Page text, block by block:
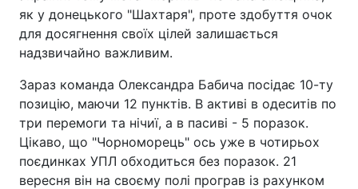
як у донецького "Шахтаря", проте здобуття очок
для досягнення своїх цілей залишається
надзвичайно важливим.
Зараз команда Олександра Бабича посідає 10-ту
позицію, маючи 12 пунктів. В активі в одеситів по
три перемоги та нічиї, а в пасиві - 5 поразок.
Цікаво, що "Чорноморець" ось уже в чотирьох
поєдинках УПЛ обходиться без поразок. 21
вересня він на своєму полі програв із рахунком